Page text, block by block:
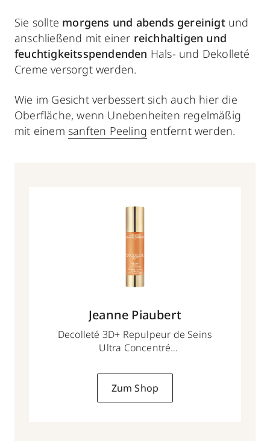
Sie sollte morgens und abends gereinigtund
anschließend mit einer reichhaltigen und
feuchtigkeitsspendenden Hals- und Dekolleté
Creme versorgt werden.
Wie im Gesicht verbessert sich auch hier die
Oberfläche, wenn Unebenheiten regelmäßig
mit einem sanften Peeling entfernt werden.
Jeanne Piaubert
Decolleté 3D+ Repulpeur de Seins
Ultra Concentré
Zum Shop